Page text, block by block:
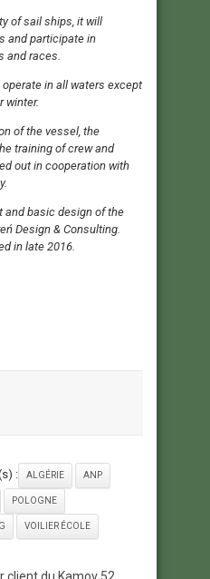
of sail ships, it will
and participate in
and races.
in all waters except
winter.
of the vessel, the
training of crew and
out in cooperation with
and basic design of the
Design & Consulting.
in late 2016.
: ALGÉRIE ANP
POLOGNE
VOILIER ÉCOLE
client du Kamov 52